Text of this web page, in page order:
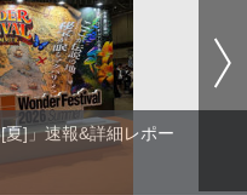
夏]」速報&詳細レポー